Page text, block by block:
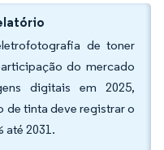
de toner
do mercado
digitais em 2025,
de tinta deve registrar o
até 2031.